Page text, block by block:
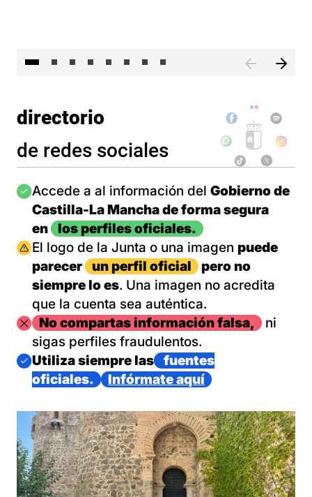
directorio
de redes sociales
Imagen
Accede a al información del Gobierno de
Castilla-La Mancha de forma segura
en
los perfiles oficiales.
Imagen
El logo de la Junta o una imagen puede
parecer
un perfil oficial
pero no
siempre lo es. Una imagen no acredita
que la cuenta sea auténtica.
ImagenNo compartas información falsa,
ni
sigas perfiles fraudulentos.
Imagen
Utiliza siempre las
fuentes
oficiales.
Infórmate aquí